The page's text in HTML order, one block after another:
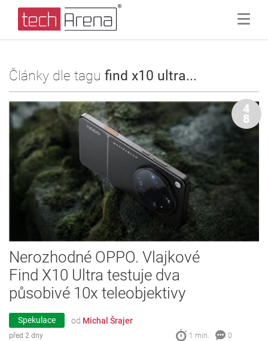
Články dle tagu find x10 ultra...
Nerozhodné OPPO. Vlajkové
Find X10 Ultra testuje dva
působivé 10x teleobjektivy
Spekulace od Michal Šrajer
před 2 dny 1 min. 0
4
8